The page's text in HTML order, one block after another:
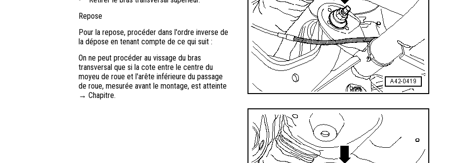
Repose
Pour la repose, procéder dans l'ordre inverse de
la dépose en tenant compte de ce qui suit :
On ne peut procéder au vissage du bras
transversal que si la cote entre le centre du
moyeu de roue et l'arête inférieure du passage
de roue, mesurée avant le montage, est atteinte
→ Chapitre.